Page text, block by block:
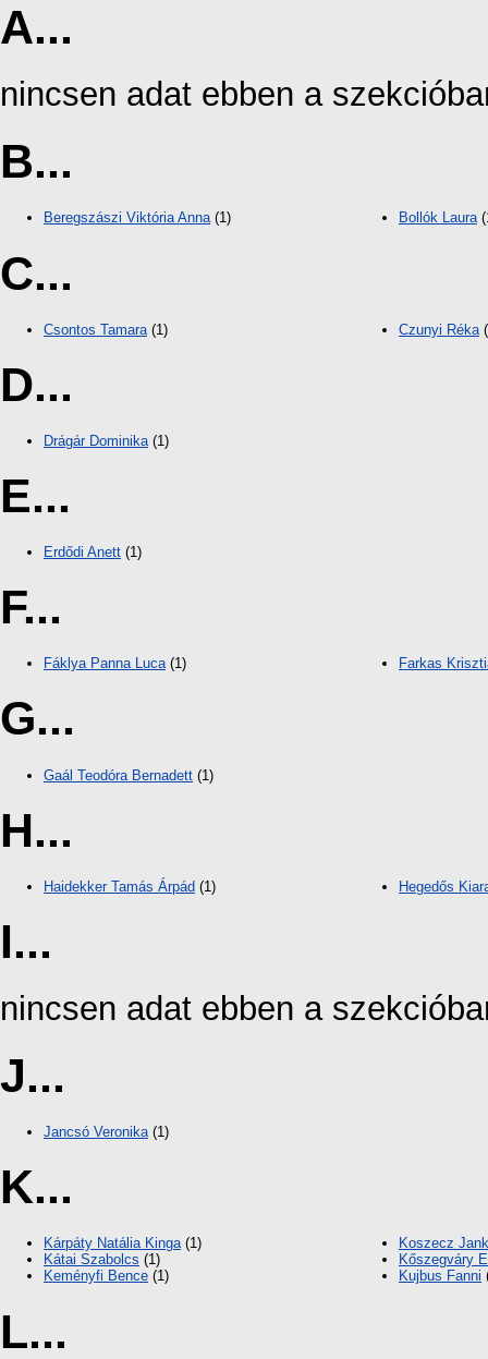
A...
nincsen adat ebben a
B...
Beregszászi Viktória Anna(1) Bollók Laura
C...
Csontos Tamara (1) Czunyi Réka
D...
Drágár Dominika (1)
E...
Erdődi Anett (1)
F...
Fáklya Panna Luca(1) Farkas
G...
Gaál Teodóra Bernadett (1)
H...
Haidekker Tamás Árpád (1) Hegedős
I...
nincsen adat ebben a
J...
Jancsó Veronika(1)
K...
Kárpáty Natália Kinga(1)
Kátai Szabolcs (1)
Keményfi Bence (1)
Koszecz
Kőszegváry
Kujbus Fanni
L...